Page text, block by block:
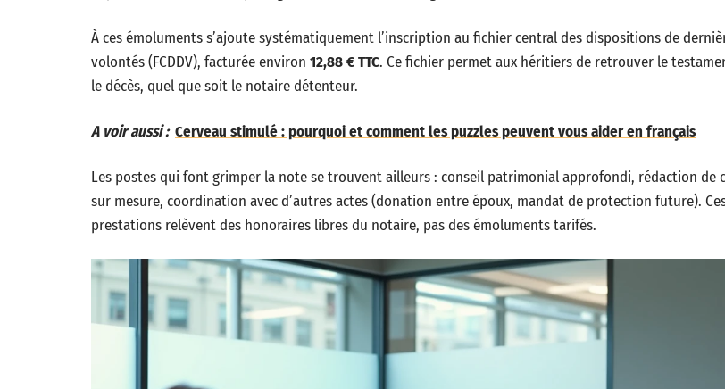
À ces émoluments s’ajoute systématiquement l’inscription au fichier central des dispositions de
volontés (FCDDV), facturée environ 12,88 € TTC. Ce fichier permet aux héritiers de retrouver le
le décès, quel que soit le notaire détenteur.
A voir aussi : Cerveau stimulé : pourquoi et comment les puzzles peuvent vous aider en français
Les postes qui font grimper la note se trouvent ailleurs : conseil patrimonial approfondi, rédaction de
sur mesure, coordination avec d’autres actes (donation entre époux, mandat de protection future).
prestations relèvent des honoraires libres du notaire, pas des émoluments tarifés.